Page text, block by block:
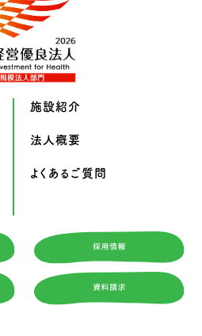
施設紹介
法人概要
よくあるご質問